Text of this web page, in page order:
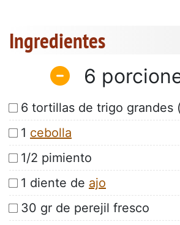
Ingredientes
6
6 tortillas de trigo grandes
1 cebolla
1/2 pimiento
1 diente de ajo
30 gr de perejil fresco